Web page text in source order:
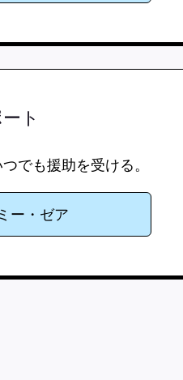
ト
でも援助を受ける。
ー・ゼア